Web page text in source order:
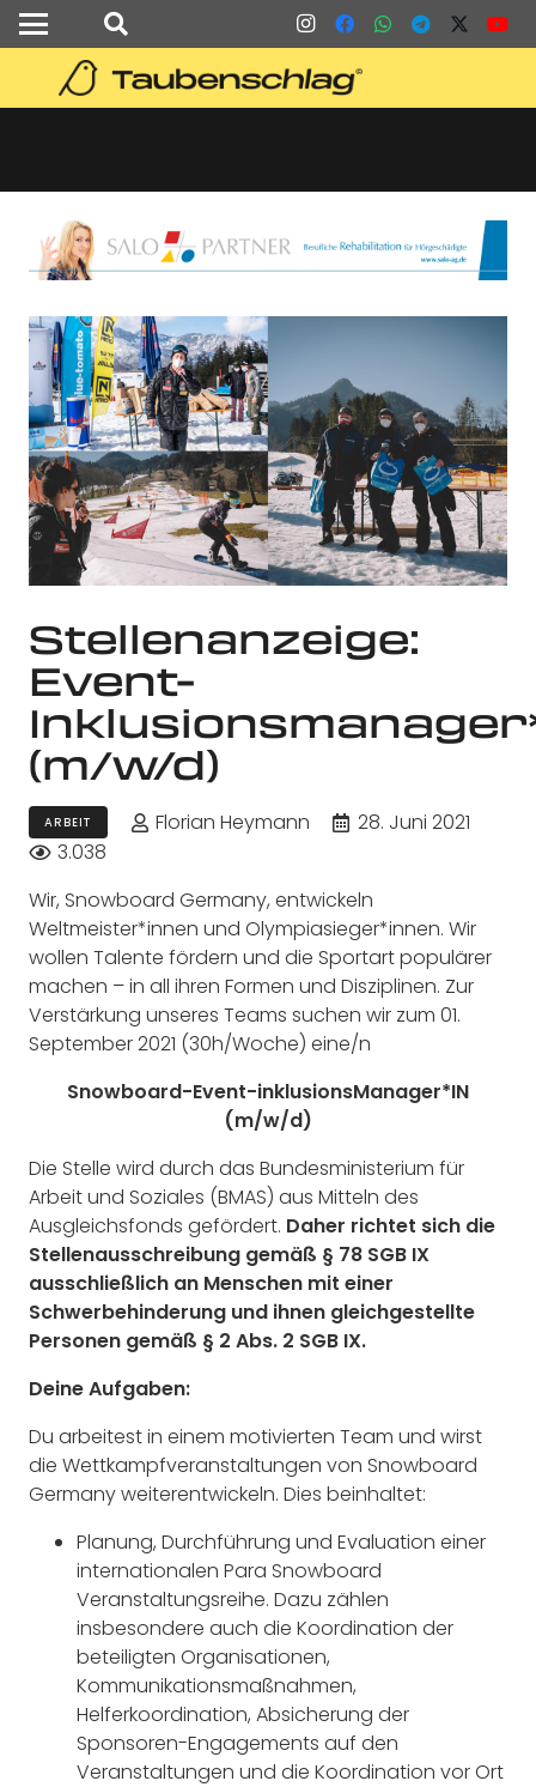
Stellenanzeige:
Event-
(m/w/d)
ARBEIT Florian Heymann
28. Juni 2021
3.038
Wir, Snowboard Germany, entwickeln
Weltmeister*innen und Olympiasieger*innen. Wir
wollen Talente fördern und die Sportart populärer
machen – in all ihren Formen und Disziplinen. Zur
Verstärkung unseres Teams suchen wir zum 01.
September 2021 (30h/Woche) eine/n
Snowboard-Event-inklusionsManager*IN
(m/w/d)
Die Stelle wird durch das Bundesministerium für
Arbeit und Soziales (BMAS) aus Mitteln des
Ausgleichsfonds gefördert. Daher richtet sich die
Stellenausschreibung gemäß § 78 SGB IX
ausschließlich an Menschen mit einer
Schwerbehinderung und ihnen gleichgestellte
Personen gemäß § 2 Abs. 2 SGB IX.
Deine Aufgaben:
Du arbeitest in einem motivierten Team und wirst
die Wettkampfveranstaltungen von Snowboard
Germany weiterentwickeln. Dies beinhaltet:
Planung, Durchführung und Evaluation einer
internationalen Para Snowboard
Veranstaltungsreihe. Dazu zählen
insbesondere auch die Koordination der
beteiligten Organisationen,
Kommunikationsmaßnahmen,
Helferkoordination, Absicherung der
Sponsoren-Engagements auf den
Veranstaltungen und die Koordination vor Ort